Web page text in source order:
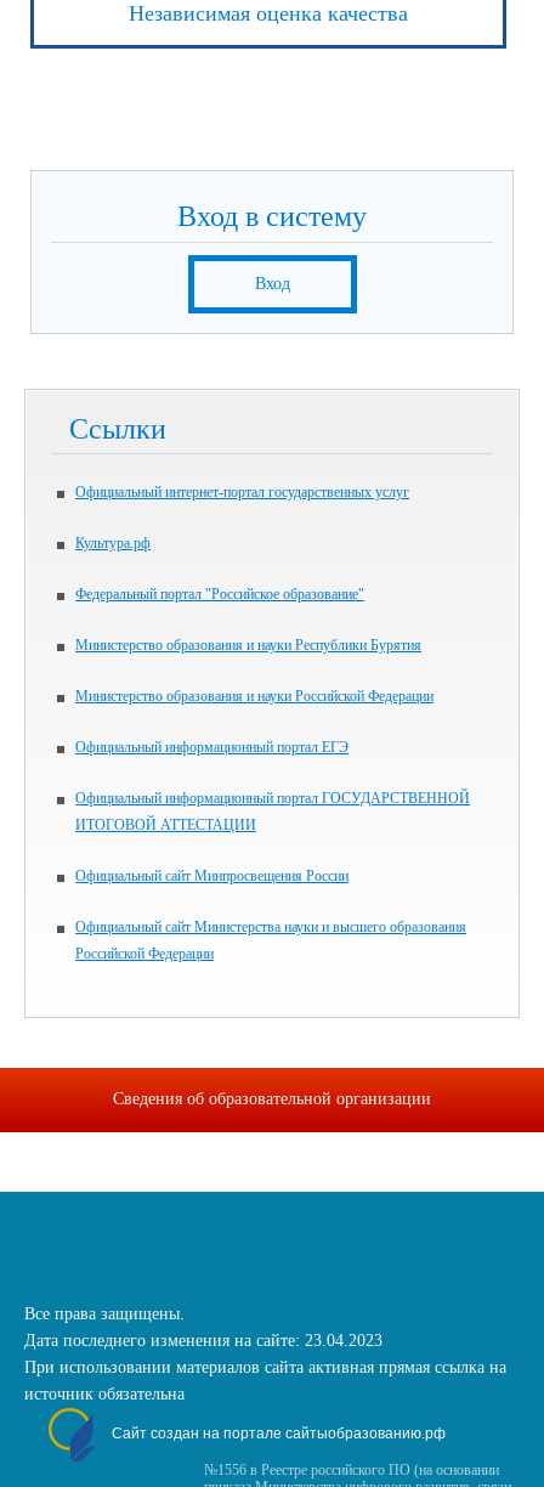
Независимая оценка качества
Вход в систему
Вход
Ссылки
Официальный интернет-портал государственных услуг
Культура.рф
Федеральный портал "Российское образование"
Министерство образования и науки Республики Бурятия
Министерство образования и науки Российской Федерации
Официальный информационный портал ЕГЭ
Официальный информационный портал ГОСУДАРСТВЕННОЙ
ИТОГОВОЙ АТТЕСТАЦИИ
Официальный сайт Минпросвещения России
Официальный сайт Министерства науки и высшего образования
Российской Федерации
Сведения об образовательной организации
Все права защищены.
Дата последнего изменения на сайте: 23.04.2023
При использовании материалов сайта активная прямая ссылка на
источник обязательна
Сайт создан на портале сайтыобразованию.рф
№1556 в Реестре российского ПО (на основании